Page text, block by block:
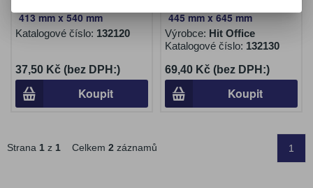
413 mm x 540 mm
Katalogové číslo: 132120
37,50 Kč (bez DPH:)
Koupit
445 mm x 645 mm
Výrobce: Hit Office
Katalogové číslo: 132130
69,40 Kč (bez DPH:)
Koupit
Strana 1 z 1 Celkem 2 záznamů 1